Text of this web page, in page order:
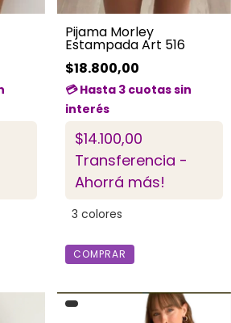
Pijama Morley
Estampada Art 516
$18.800,00
$14.100,00
Transferencia -
Ahorrá más!
3 colores
COMPRAR